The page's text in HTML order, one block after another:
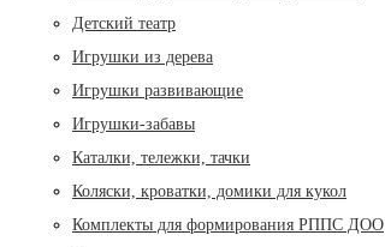
Детский театр
Игрушки из дерева
Игрушки развивающие
Игрушки-забавы
Каталки, тележки, тачки
Коляски, кроватки, домики для кукол
Комплекты для формирования РППС ДОО